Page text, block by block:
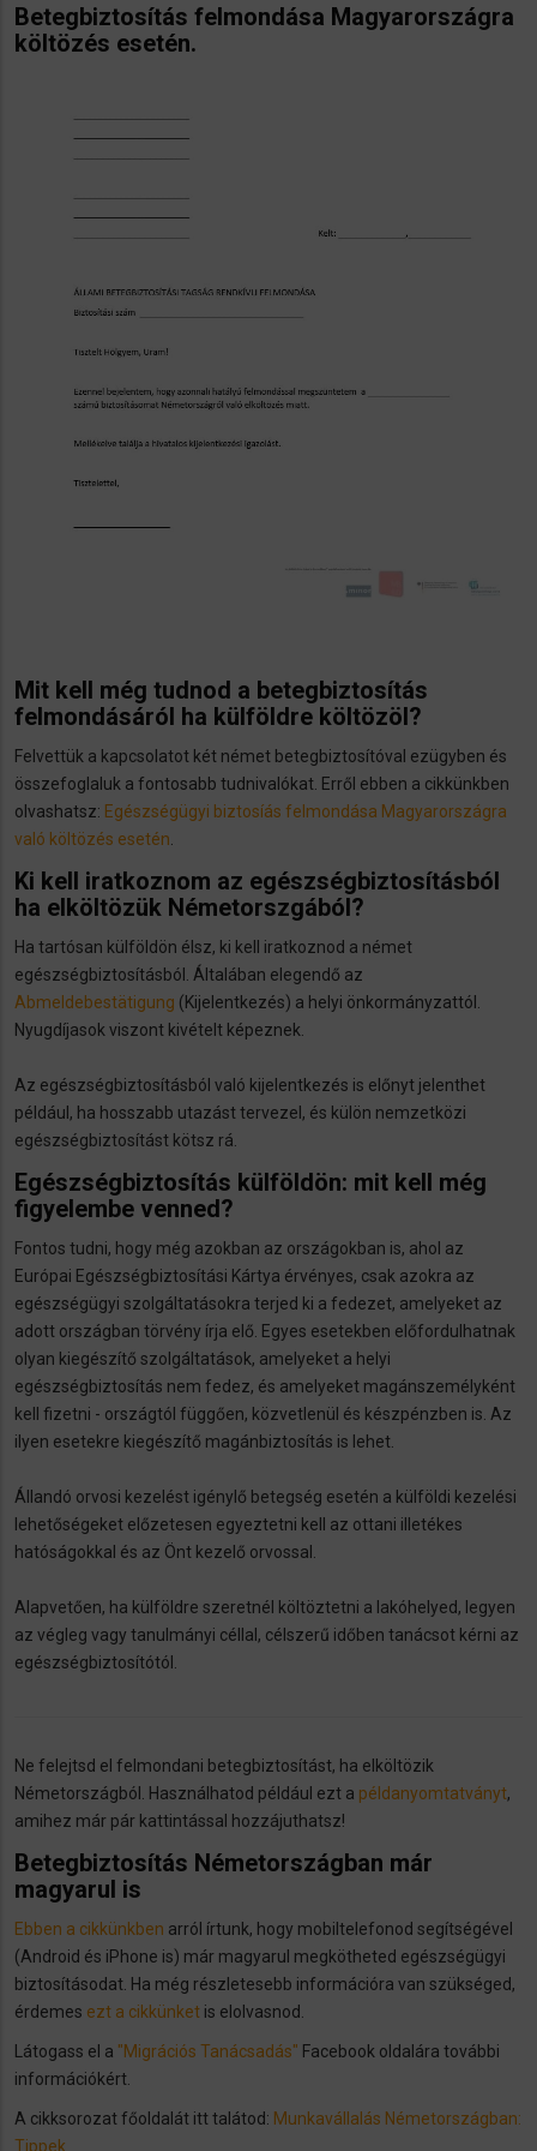
Betegbiztosítás felmondása Magyarországra
költözés esetén.
Mit kell még tudnod a betegbiztosítás
felmondásáról ha külföldre költözöl?
Felvettük a kapcsolatot két német betegbiztosítóval ezügyben és
összefoglaluk a fontosabb tudnivalókat. Erről ebben a cikkünkben
olvashatsz: Egészségügyi biztosíás felmondása Magyarországra
való költözés esetén
Ki kell iratkoznom az egészségbiztosításból
ha elköltözük Németorszgából?
Ha tartósan külföldön élsz, ki kell iratkoznod a német
egészségbiztosításból. Általában elegendő az
Abmeldebestätigung (Kijelentkezés) a helyi önkormányzattól.
Nyugdíjasok viszont kivételt képeznek.
Az egészségbiztosításból való kijelentkezés is előnyt jelenthet
például, ha hosszabb utazást tervezel, és külön nemzetközi
egészségbiztosítást kötsz rá.
Egészségbiztosítás külföldön: mit kell még
figyelembe venned?
Fontos tudni, hogy még azokban az országokban is, ahol az
Európai Egészségbiztosítási Kártya érvényes, csak azokra az
egészségügyi szolgáltatásokra terjed ki a fedezet, amelyeket az
adott országban törvény írja elő. Egyes esetekben előfordulhatnak
olyan kiegészítő szolgáltatások, amelyeket a helyi
egészségbiztosítás nem fedez, és amelyeket magánszemélyként
kell fizetni - országtól függően, közvetlenül és készpénzben is. Az
ilyen esetekre kiegészítő magánbiztosítás is lehet.
Állandó orvosi kezelést igénylő betegség esetén a külföldi kezelési
lehetőségeket előzetesen egyeztetni kell az ottani illetékes
hatóságokkal és az Önt kezelő orvossal.
Alapvetően, ha külföldre szeretnél költöztetni a lakóhelyed, legyen
az végleg vagy tanulmányi céllal, célszerű időben tanácsot kérni az
egészségbiztosítótól.
Ne felejtsd el felmondani betegbiztosítást, ha elköltözik
Németországból. Használhatod például ezt a példanyomtatványt,
amihez már pár kattintással hozzájuthatsz!
Betegbiztosítás Németországban már
magyarul is
Ebben a cikkünkben arról írtunk, hogy mobiltelefonod segítségével
(Android és iPhone is) már magyarul megkötheted egészségügyi
biztosításodat. Ha még részletesebb információra van szükséged,
érdemes ezt a cikkünket is elolvasnod.
Látogass el a "Migrációs Tanácsadás" Facebook oldalára további
információkért.
A cikksorozat főoldalát itt talátod: Munkavállalás Németországban:
Tippek